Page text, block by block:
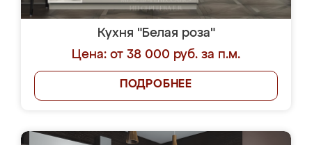
Кухня "Белая роза"
Цена: от 38 000 руб. за п.м.
ПОДРОБНЕЕ